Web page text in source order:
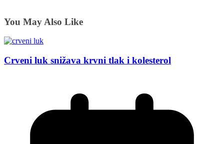
You May Also Like
Crveni luk snižava krvni tlak i kolesterol